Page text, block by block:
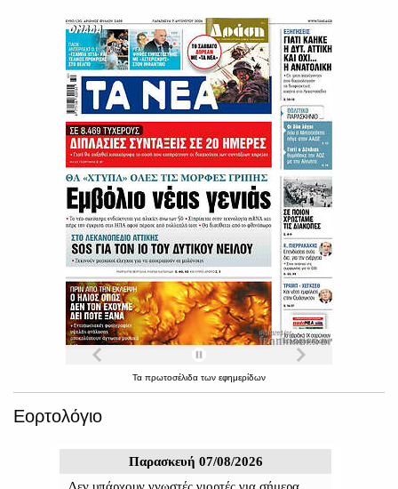
Τα πρωτοσέλιδα των εφημερίδων
Εορτολόγιο